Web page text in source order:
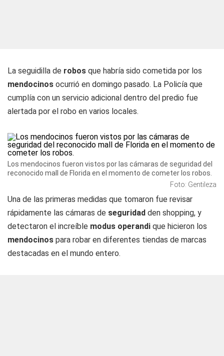
La seguidilla de robos que habría sido cometida por los
mendocinos ocurrió en domingo pasado. La Policía que
cumplía con un servicio adicional dentro del predio fue
alertada por el robo en varios locales.
Los mendocinos fueron vistos por las cámaras de seguridad del
reconocido mall de Florida en el momento de cometer los robos.
Foto: Gentileza
Una de las primeras medidas que tomaron fue revisar
rápidamente las cámaras de seguridad den shopping, y
detectaron el increíble modus operandi que hicieron los
mendocinos para robar en diferentes tiendas de marcas
destacadas en el mundo entero.